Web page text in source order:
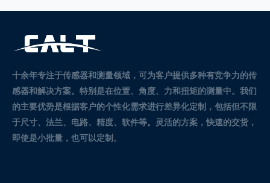
十余年专注于传感器和测量领域，可为客户提供多种有竞争力的传
感器和解决方案。 特别是在位置、角度、力和扭矩的测量中。 我们
的主要优势是根据客户的个性化需求进行差异化定制，包括但不限
于尺寸、法兰、电路、精度、软件等。灵活的方案，快速的交货，
即使是小批量，也可以定制。